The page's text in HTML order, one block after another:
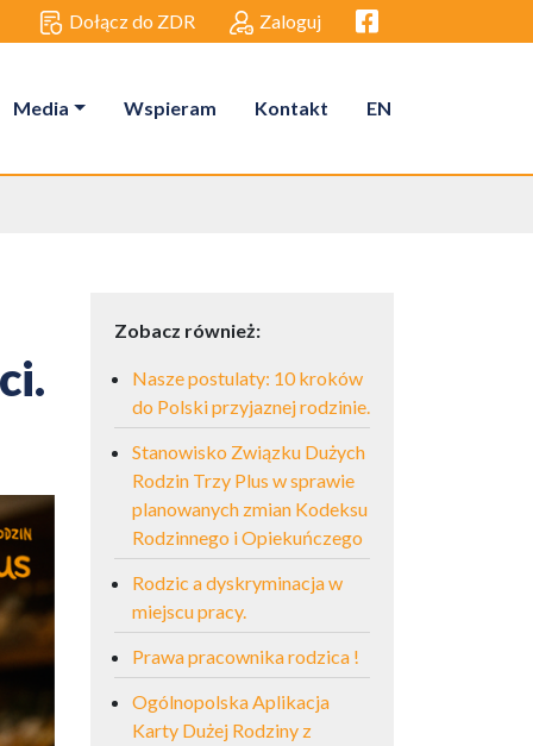
Dołącz do ZDR Zaloguj Facebook link
Media Wspieram Kontakt EN
Zobacz również:
Nasze postulaty: 10 kroków
do Polski przyjaznej rodzinie.
Stanowisko Związku Dużych
Rodzin Trzy Plus w sprawie
planowanych zmian Kodeksu
Rodzinnego i Opiekuńczego
Rodzic a dyskryminacja w
miejscu pracy.
Prawa pracownika rodzica !
Ogólnopolska Aplikacja
Karty Dużej Rodziny z